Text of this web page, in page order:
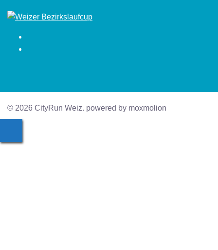
© 2026 CityRun Weiz. powered by moxmolion